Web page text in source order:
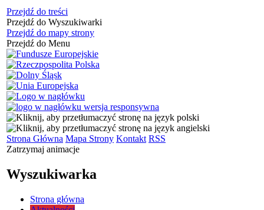
Przejdź do treści
Przejdź do Wyszukiwarki
Przejdź do mapy strony
Przejdź do Menu
Strona Główna Mapa Strony Kontakt RSS
Zatrzymaj animacje
Wyszukiwarka
Strona główna